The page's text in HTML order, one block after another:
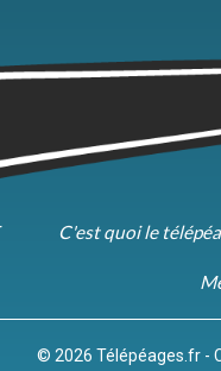
C'est quoi le
© 2026 Télépéages.fr -